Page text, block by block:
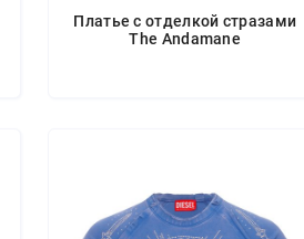
Платье с отделкой стразами
The Andamane